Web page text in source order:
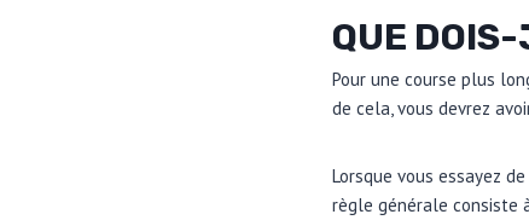
QUE DOIS-
Pour une course plus
de cela, vous devrez
Lorsque vous essayez
règle générale consiste